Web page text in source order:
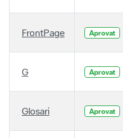
FrontPage Aprovat
G Aprovat
Glosari Aprovat